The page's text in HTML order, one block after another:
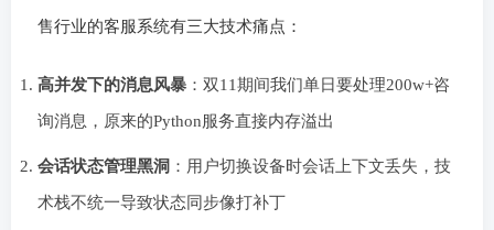
售行业的客服系统有三大技术痛点：
高并发下的消息风暴 ：双11期间我们单日要处理200w+咨
询消息，原来的Python服务直接内存溢出
会话状态管理黑洞 ：用户切换设备时会话上下文丢失，技
术栈不统一导致状态同步像打补丁